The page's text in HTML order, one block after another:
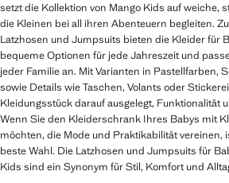
setzt die Kollektion von Mango Kids auf weiche,
die Kleinen bei all ihren Abenteuern begleiten.
Latzhosen und Jumpsuits bieten die Kleider für
bequeme Optionen für jede Jahreszeit und
jeder Familie an. Mit Varianten in Pastellfarben,
sowie Details wie Taschen, Volants oder
Kleidungsstück darauf ausgelegt, Funktionalität
Wenn Sie den Kleiderschrank Ihres Babys mit
möchten, die Mode und Praktikabilität vereinen,
beste Wahl. Die Latzhosen und Jumpsuits für
Kids sind ein Synonym für Stil, Komfort und